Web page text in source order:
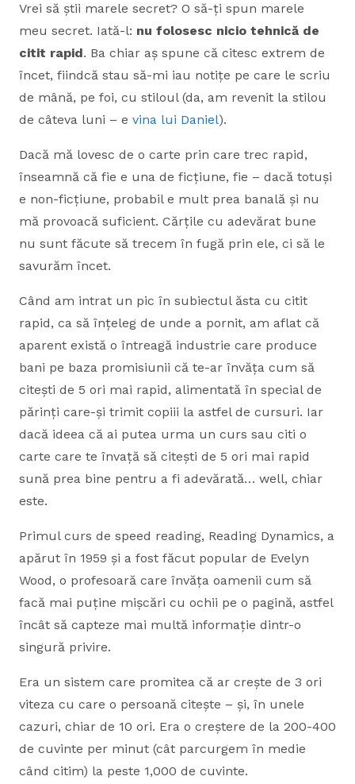
Vrei să știi marele secret? O să-ți spun marele
meu secret. Iată-l: nu folosesc nicio tehnică de
citit rapid. Ba chiar aș spune că citesc extrem de
încet, fiindcă stau să-mi iau notițe pe care le scriu
de mână, pe foi, cu stiloul (da, am revenit la stilou
de câteva luni – e vina lui Daniel).
Dacă mă lovesc de o carte prin care trec rapid,
înseamnă că fie e una de ficțiune, fie – dacă totuși
e non-ficțiune, probabil e mult prea banală și nu
mă provoacă suficient. Cărțile cu adevărat bune
nu sunt făcute să trecem în fugă prin ele, ci să le
savurăm încet.
Când am intrat un pic în subiectul ăsta cu citit
rapid, ca să înțeleg de unde a pornit, am aflat că
aparent există o întreagă industrie care produce
bani pe baza promisiunii că te-ar învăța cum să
citești de 5 ori mai rapid, alimentată în special de
părinți care-și trimit copiii la astfel de cursuri. Iar
dacă ideea că ai putea urma un curs sau citi o
carte care te învață să citești de 5 ori mai rapid
sună prea bine pentru a fi adevărată… well, chiar
este.
Primul curs de speed reading, Reading Dynamics, a
apărut în 1959 și a fost făcut popular de Evelyn
Wood, o profesoară care învăța oamenii cum să
facă mai puține mișcări cu ochii pe o pagină, astfel
încât să capteze mai multă informație dintr-o
singură privire.
Era un sistem care promitea că ar crește de 3 ori
viteza cu care o persoană citește – și, în unele
cazuri, chiar de 10 ori. Era o creștere de la 200-400
de cuvinte per minut (cât parcurgem în medie
când citim) la peste 1,000 de cuvinte.